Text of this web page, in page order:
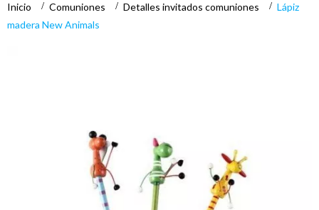
Inicio > Comuniones > Detalles invitados comuniones > Lápiz
madera New Animals